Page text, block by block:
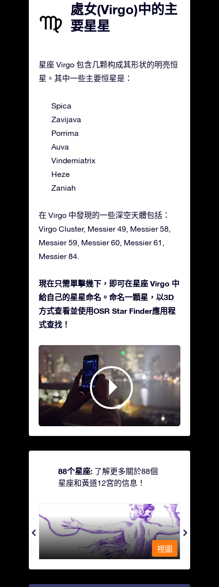
處女(Virgo)中的主
要星星
星座 Virgo 包含几颗构成其形状的明亮恒
星。其中一些主要恒星是：
Spica
Zavijava
Porrima
Auva
Vindemiatrix
Heze
Zaniah
在 Virgo 中發現的一些深空天體包括：
Virgo Cluster, Messier 49, Messier 58,
Messier 59, Messier 60, Messier 61,
Messier 84.
現在只需單擊幾下，即可在星座 Virgo 中
給自己的星星命名。命名一顆星，以3D
方式查看並使用OSR Star Finder應用程
式查找！
88个星座: 了解更多關於88個
星座和黃道12宮的信息！
Andromeda - 被鐵鍊鎖著的少女
視圖